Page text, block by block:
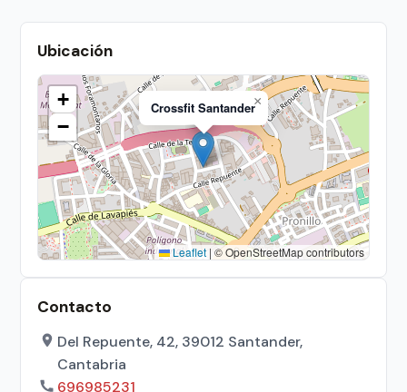
Ubicación
Crossfit Santander×
+
−
Leaflet | © OpenStreetMap contributors
Contacto
Del Repuente, 42, 39012 Santander,
Cantabria
696985231